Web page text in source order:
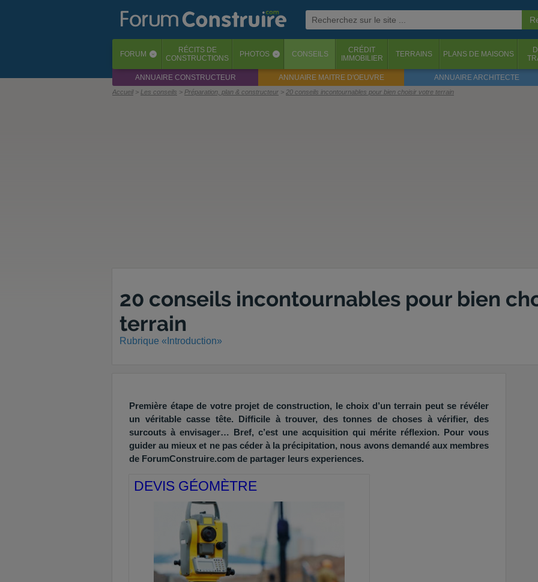
FORUM ‹ RÉCITS DE
CONSTRUCTIONS
PHOTOS ‹ CONSEILS
CRÉDIT
IMMOBILIER
TERRAINS PLANS DE MAISONS
ANNUAIRE CONSTRUCTEUR ANNUAIRE MAITRE D'OEUVRE ANNUAIRE ARCHITECTE
Accueil Les conseils Préparation, plan & constructeur 20 conseils incontournables pour bien choisir votre terrain
20 conseils incontournables pour bien
terrain
Rubrique «Introduction»
Première étape de votre projet de construction, le choix d’un terrain peut se révéler
un véritable casse tête. Difficile à trouver, des tonnes de choses à vérifier, des
surcouts à envisager… Bref, c’est une acquisition qui mérite réflexion. Pour vous
guider au mieux et ne pas céder à la précipitation, nous avons demandé aux membres
de ForumConstruire.com de partager leurs experiences.
DEVIS GÉOMÈTRE